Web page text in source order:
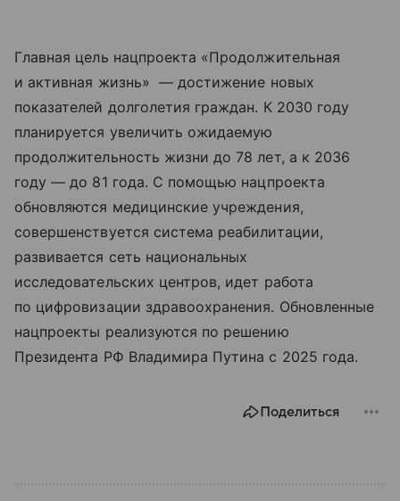
Главная цель нацпроекта «Продолжительная
и активная жизнь» — достижение новых
показателей долголетия граждан. К 2030 году
планируется увеличить ожидаемую
продолжительность жизни до 78 лет, а к 2036
году — до 81 года. С помощью нацпроекта
обновляются медицинские учреждения,
совершенствуется система реабилитации,
развивается сеть национальных
исследовательских центров, идет работа
по цифровизации здравоохранения. Обновленные
нацпроекты реализуются по решению
Президента РФ Владимира Путина с 2025 года.
Поделиться